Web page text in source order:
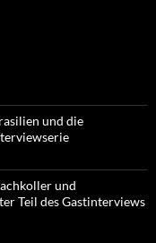
und die
und
Teil des Gastinterviews